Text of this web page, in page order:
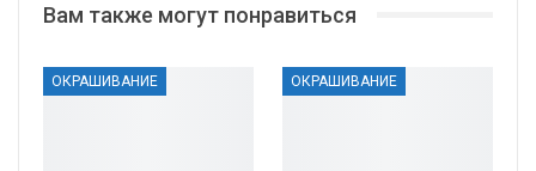
Вам также могут понравиться
ОКРАШИВАНИЕ ОКРАШИВАНИЕ